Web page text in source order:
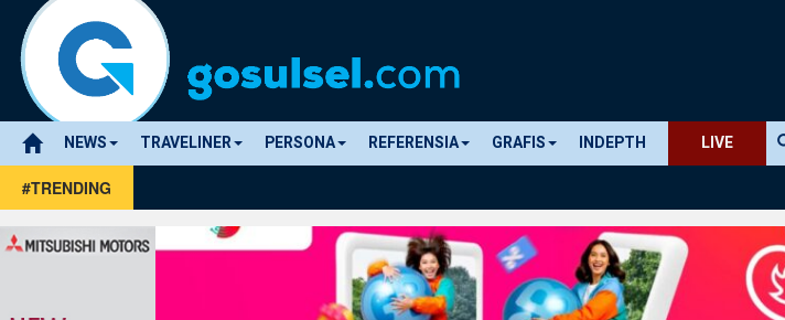
NEWS TRAVELINER PERSONA REFERENSIA GRAFIS INDEPTH LIVE
#TRENDING